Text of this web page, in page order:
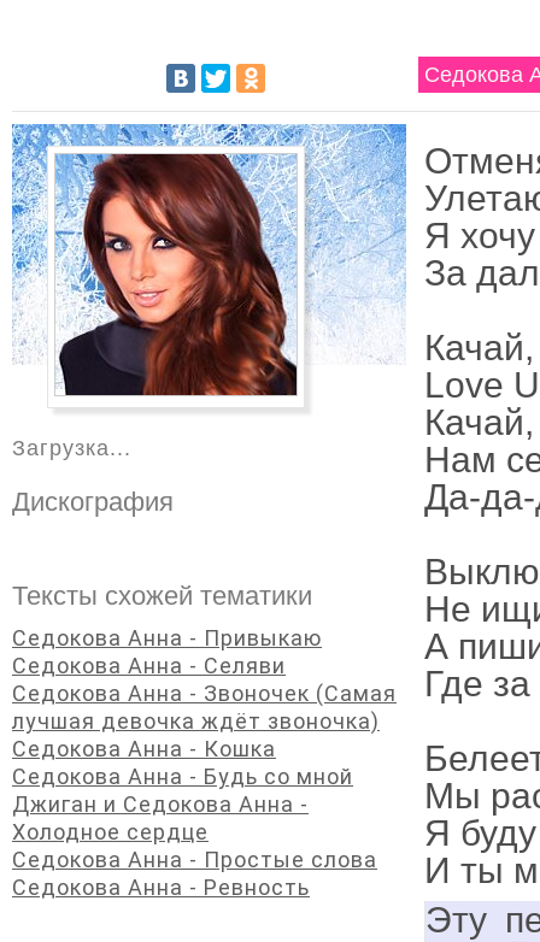
Седокова
Я
За
Love
Нам
Да-
Не
А
Где
Мы
Я
И ты
Эту
Загрузка...
Дискография
Тексты схожей тематики
Седокова Анна - Привыкаю
Седокова Анна - Селяви
Седокова Анна - Звоночек (Самая
лучшая девочка ждёт звоночка)
Седокова Анна - Кошка
Седокова Анна - Будь со мной
Джиган и Седокова Анна -
Холодное сердце
Седокова Анна - Простые слова
Седокова Анна - Ревность